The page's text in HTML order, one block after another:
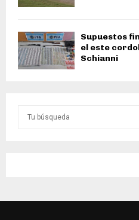
Supuestos
el este
Schianni
o